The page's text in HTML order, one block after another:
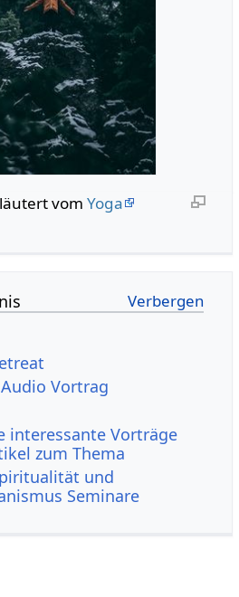
vom Yoga
Vortrag
interessante Vorträge
zum Thema
und
Seminare